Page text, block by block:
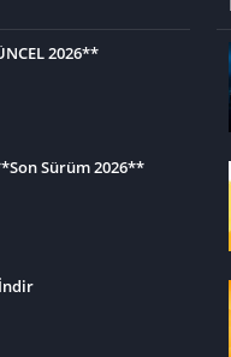
2026**
Sürüm 2026**